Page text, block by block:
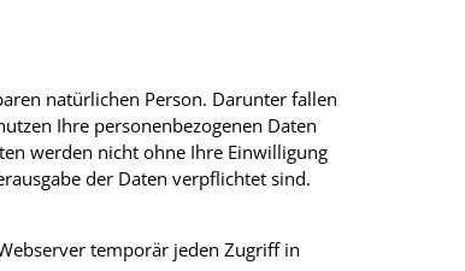
natürlichen Person. Darunter fallen
Ihre personenbezogenen Daten
werden nicht ohne Ihre Einwilligung
der Daten verpflichtet sind.
temporär jeden Zugriff in